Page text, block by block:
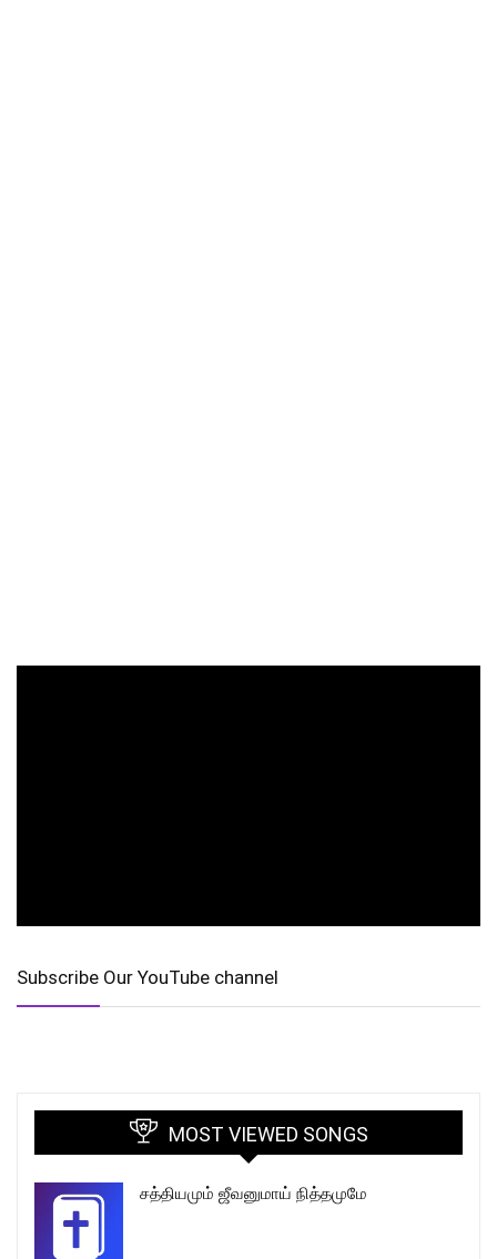
Subscribe Our YouTube channel
MOST VIEWED SONGS
சத்தியமும் ஜீவனுமாய் நித்தமுமே